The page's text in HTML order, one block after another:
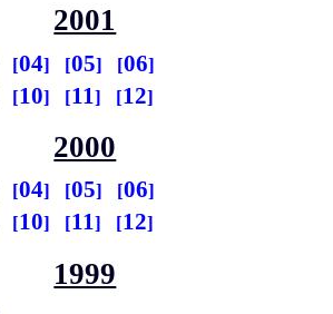
2001
04 05
06
10 11 12
2000
04 05
06
10 11 12
1999